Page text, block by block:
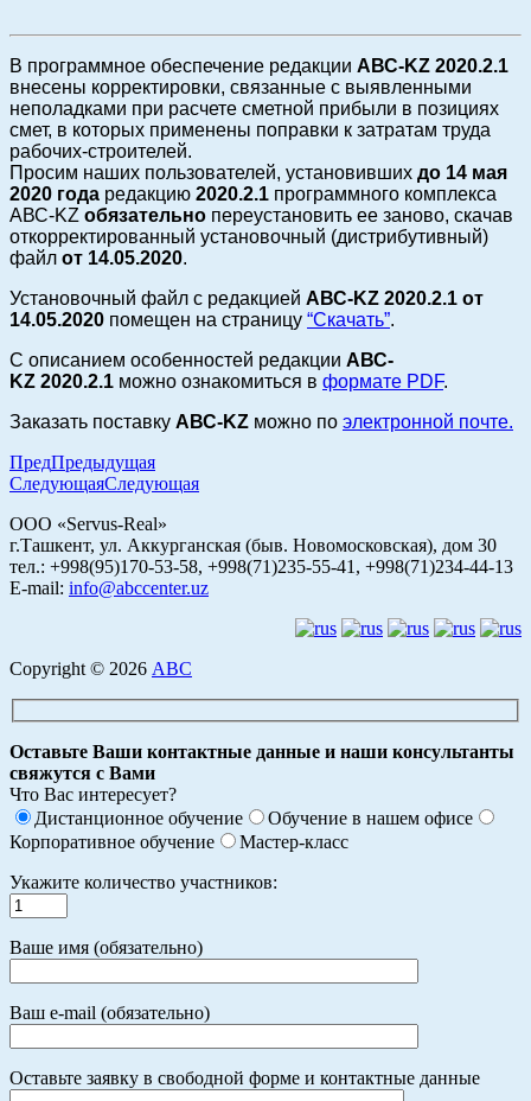
В программное обеспечение редакции АВС-KZ 2020.2.1
внесены корректировки, связанные с выявленными
неполадками при расчете сметной прибыли в позициях
смет, в которых применены поправки к затратам труда
рабочих-строителей.
Просим наших пользователей, установивших до 14 мая
2020 года редакцию 2020.2.1 программного комплекса
АВС-KZ обязательно переустановить ее заново, скачав
откорректированный установочный (дистрибутивный)
файл от 14.05.2020.
Установочный файл с редакцией АВС-KZ 2020.2.1 от
14.05.2020 помещен на страницу “Скачать”.
С описанием особенностей редакции АВС-
KZ 2020.2.1 можно ознакомиться в формате PDF.
Заказать поставку АВС-KZ можно по электронной почте.
ПредПредыдущая
СледующаяСледующая
ООО «Servus-Real»
г.Ташкент, ул. Аккурганская (быв. Новомосковская), дом 30
тел.: +998(95)170-53-58, +998(71)235-55-41, +998(71)234-44-13
E-mail: info@abccenter.uz
Copyright © 2026 АВС
Оставьте Ваши контактные данные и наши консультанты
свяжутся с Вами
Что Вас интересует?
Дистанционное обучение
Обучение в нашем офисе
Корпоративное обучение
Мастер-класс
Укажите количество участников:
Ваше имя (обязательно)
Ваш e-mail (обязательно)
Оставьте заявку в свободной форме и контактные данные